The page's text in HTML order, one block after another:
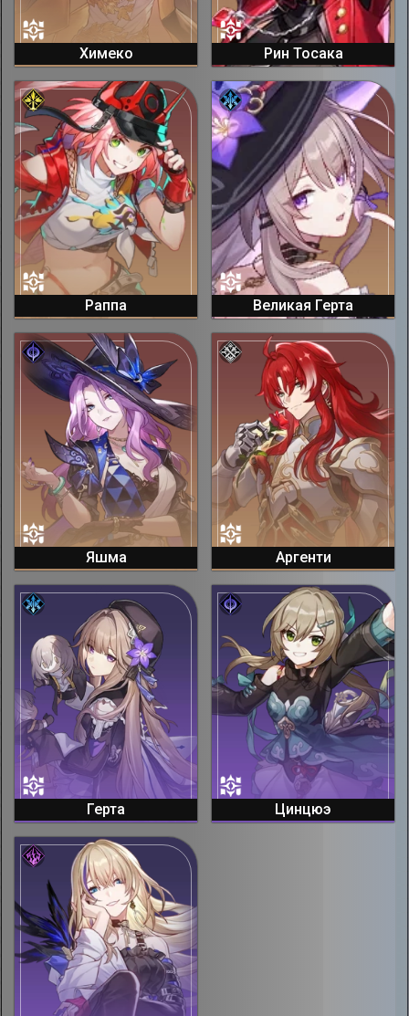
Химеко Рин Тосака
Раппа Великая Герта
Яшма Аргенти
Герта Цинцюэ